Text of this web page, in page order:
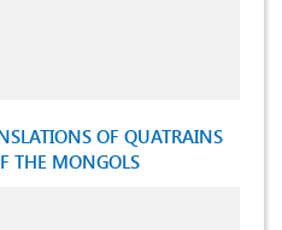
OF QUATRAINS
THE MONGOLS